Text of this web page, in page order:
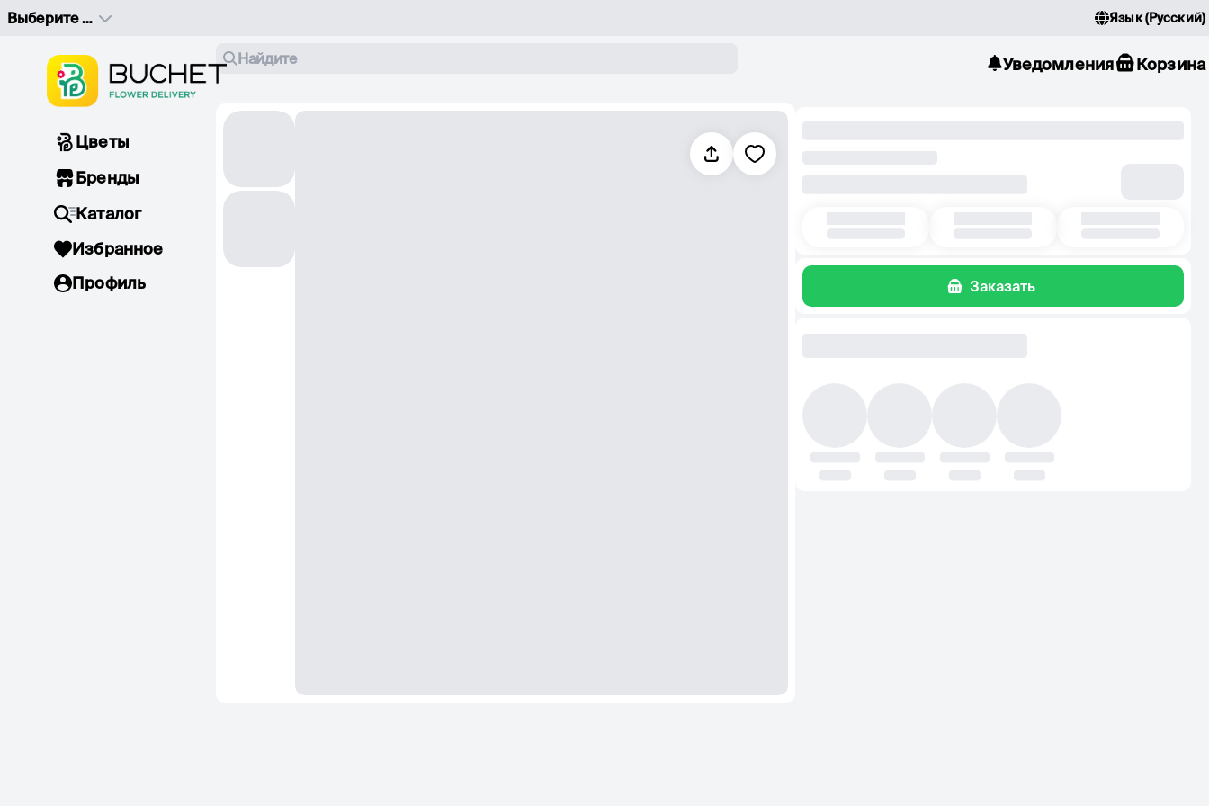
Выберите адрес доставки Язык(Русский)
Найдите Уведомления Корзина
Цветы
Бренды
Каталог
Избранное
Профиль
Заказать